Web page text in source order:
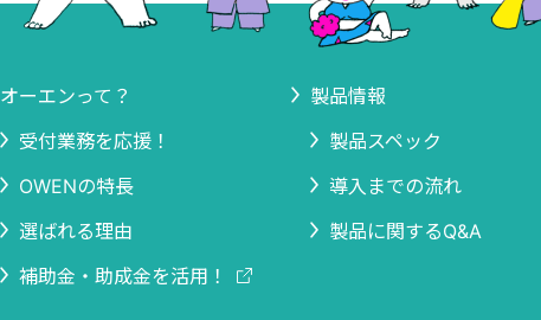
オーエンって？
受付業務を応援！
OWENの特長
選ばれる理由
補助金・助成金を活用！
製品情報
製品スペック
導入までの流れ
製品に関するQ&A